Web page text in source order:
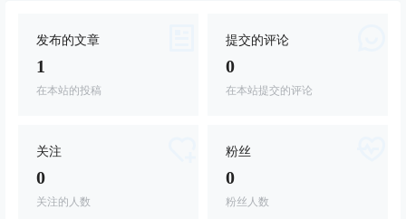
发布的文章
1
在本站的投稿
提交的评论
0
在本站提交的评论
关注
0
关注的人数
粉丝
0
粉丝人数